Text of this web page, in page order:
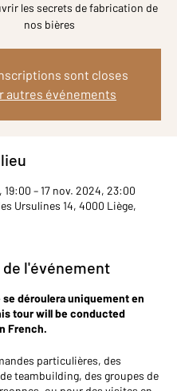
les secrets de fabrication de
nos bières
sont closes
autres événements
– 17 nov. 2024, 23:00
Ursulines 14, 4000 Liège,
de l'événement
déroulera uniquement en
tour will be conducted
French.
particulières, des
teambuilding, des groupes de